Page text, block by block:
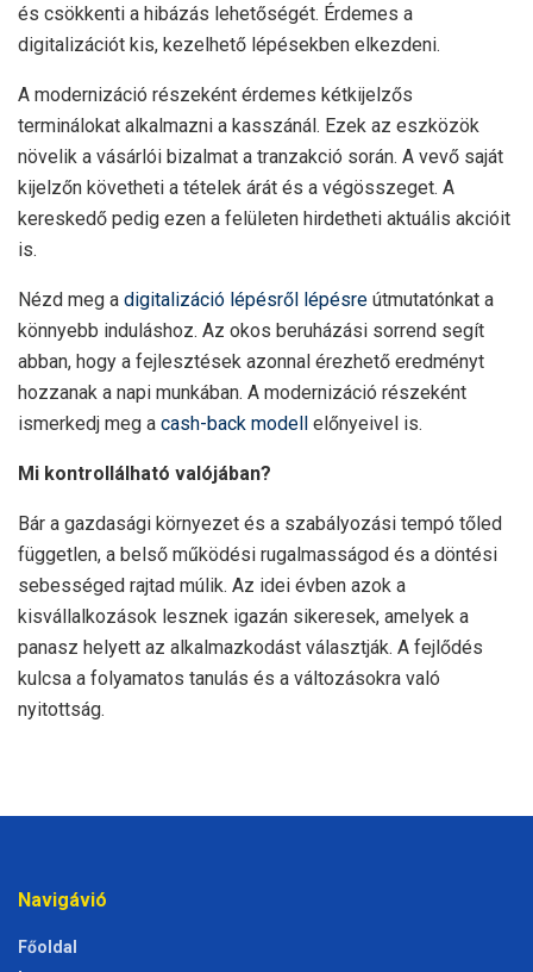
és csökkenti a hibázás lehetőségét. Érdemes a
digitalizációt kis, kezelhető lépésekben elkezdeni.
A modernizáció részeként érdemes kétkijelzős
terminálokat alkalmazni a kasszánál. Ezek az eszközök
növelik a vásárlói bizalmat a tranzakció során. A vevő saját
kijelzőn követheti a tételek árát és a végösszeget. A
kereskedő pedig ezen a felületen hirdetheti aktuális akcióit
is.
Nézd meg a digitalizáció lépésről lépésre útmutatónkat a
könnyebb induláshoz. Az okos beruházási sorrend segít
abban, hogy a fejlesztések azonnal érezhető eredményt
hozzanak a napi munkában. A modernizáció részeként
ismerkedj meg a cash-back modell előnyeivel is.
Mi kontrollálható valójában?
Bár a gazdasági környezet és a szabályozási tempó tőled
független, a belső működési rugalmasságod és a döntési
sebességed rajtad múlik. Az idei évben azok a
kisvállalkozások lesznek igazán sikeresek, amelyek a
panasz helyett az alkalmazkodást választják. A fejlődés
kulcsa a folyamatos tanulás és a változásokra való
nyitottság.
Navigávió
Főoldal